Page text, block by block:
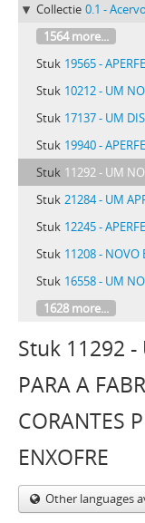
Collectie 0.1 - Acervo
1564 more...
Stuk 19565 -
Stuk 10212 - UM NOVO
Stuk 17137 - UM DISPOSITIVO
Stuk 19940 -
Stuk 11292 - UM NOVO
Stuk 21284 - UM APPARELHO DENOMINADO AURORA
Stuk 12245 -
Stuk 11208 - NOVO
Stuk 16558 - UM NOVO
1628 more...
Stuk 11292 -
PARA A
CORANTES
ENXOFRE
Other languages